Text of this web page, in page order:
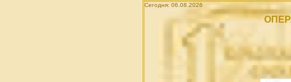
Сегодня: 06.08.2026